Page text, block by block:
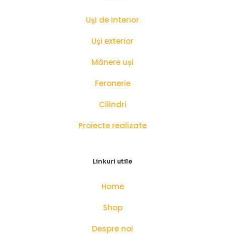
Uși de interior
Uși exterior
Mânere uși
Feronerie
Cilindri
Proiecte realizate
Linkuri utile
Home
Shop
Despre noi